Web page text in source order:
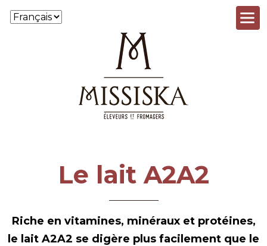
Aller au contenu principal
Le lait A2A2
Riche en vitamines, minéraux et protéines,
le lait A2A2 se digère plus facilement que le